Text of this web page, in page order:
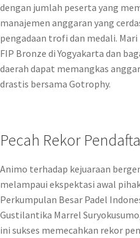
dengan jumlah peserta yang
manajemen anggaran yang
pengadaan trofi dan medali.
FIP Bronze di Yogyakarta dan
daerah dapat memangkas
drastis bersama Gotrophy.
Pecah Rekor
Animo terhadap kejuaraan
melampaui ekspektasi awal
Perkumpulan Besar Padel
Gustilantika Marrel
ini sukses memecahkan rekor